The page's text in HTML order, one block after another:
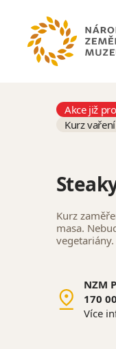
Akce již
Kurz vaření
Kurz
masa.
vegetariány.
NZM
170
Více